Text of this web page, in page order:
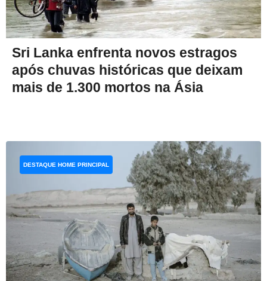
Sri Lanka enfrenta novos estragos
após chuvas históricas que deixam
mais de 1.300 mortos na Ásia
DESTAQUE HOME PRINCIPAL